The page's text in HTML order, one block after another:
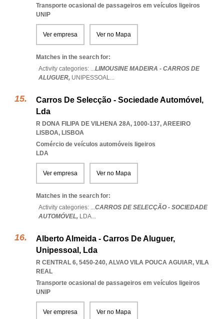
Transporte ocasional de passageiros em veículos ligeiros
UNIP
Ver empresa Ver no Mapa
Matches in the search for:
Activity categories: ...LIMOUSINE MADEIRA - CARROS DE
ALUGUER, UNIPESSOAL...
Carros De Selecção - Sociedade Automóvel,
Lda
R DONA FILIPA DE VILHENA 28A, 1000-137, AREEIRO
LISBOA, LISBOA
Comércio de veículos automóveis ligeiros
LDA
Ver empresa Ver no Mapa
Matches in the search for:
Activity categories: ...CARROS DE SELECÇÃO - SOCIEDADE
AUTOMÓVEL, LDA...
Alberto Almeida - Carros De Aluguer,
Unipessoal, Lda
R CENTRAL 6, 5450-240, ALVAO VILA POUCA AGUIAR, VILA
REAL
Transporte ocasional de passageiros em veículos ligeiros
UNIP
Ver empresa Ver no Mapa